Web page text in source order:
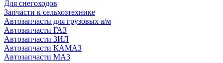
Для снегоходов
Запчасти к сельхозтехнике
Автозапчасти для грузовых а/м
Автозапчасти ГАЗ
Автозапчасти ЗИЛ
Автозапчасти КАМАЗ
Автозапчасти МАЗ